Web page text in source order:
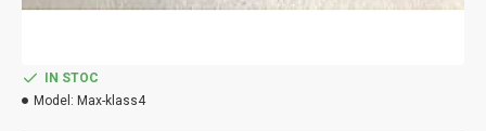
IN STOC
Model: Max-klass4